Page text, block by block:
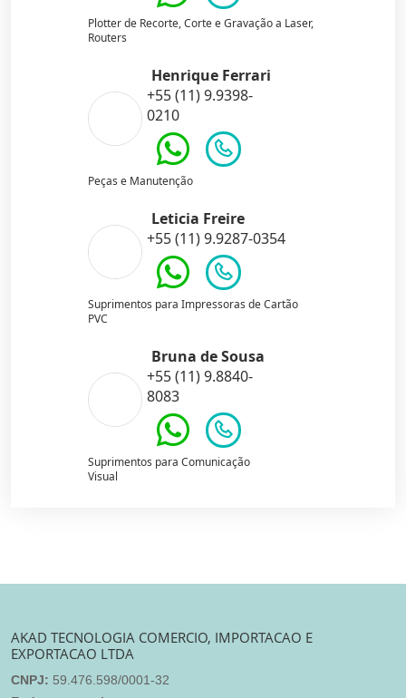
Plotter de Recorte, Corte e Gravação a Laser,
Routers
Henrique Ferrari
+55 (11) 9.9398-
0210
Peças e Manutenção
Leticia Freire
+55 (11) 9.9287-0354
Suprimentos para Impressoras de Cartão
PVC
Bruna de Sousa
+55 (11) 9.8840-
8083
Suprimentos para Comunicação
Visual
AKAD TECNOLOGIA COMERCIO, IMPORTACAO E
EXPORTACAO LTDA
CNPJ: 59.476.598/0001-32